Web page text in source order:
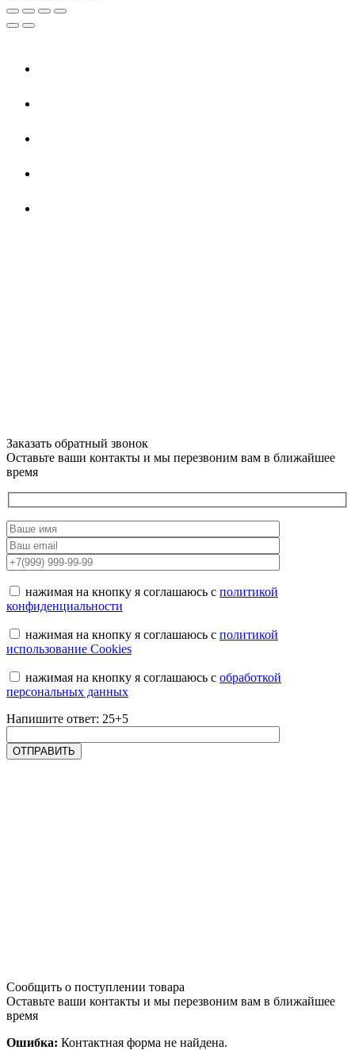
Заказать обратный звонок
Оставьте ваши контакты и мы перезвоним вам в ближайшее
время
нажимая на кнопку я соглашаюсь с политикой
конфиденциальности
нажимая на кнопку я соглашаюсь с политикой
использование Cookies
нажимая на кнопку я соглашаюсь с обработкой
персональных данных
Напишите ответ: 25+5
Сообщить о поступлении товара
Оставьте ваши контакты и мы перезвоним вам в ближайшее
время
Ошибка: Контактная форма не найдена.